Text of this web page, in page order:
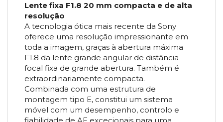
Lente fixa F1.8 20 mm compacta e de alta
resolução
A tecnologia ótica mais recente da Sony
oferece uma resolução impressionante em
toda a imagem, graças à abertura máxima
F1.8 da lente grande angular de distância
focal fixa de grande abertura. Também é
extraordinariamente compacta.
Combinada com uma estrutura de
montagem tipo E, constitui um sistema
móvel com um desempenho, controlo e